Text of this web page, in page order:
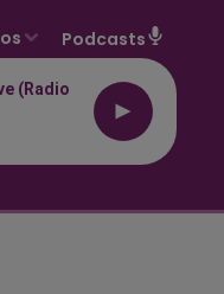
Podcasts
(radio